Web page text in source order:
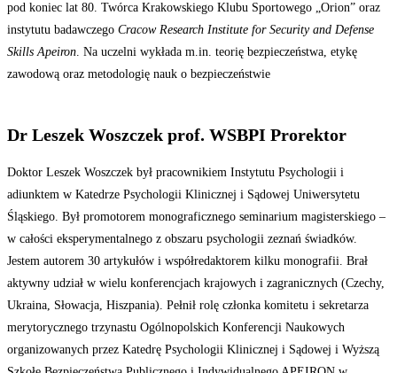
pod koniec lat 80. Twórca Krakowskiego Klubu Sportowego „Orion” oraz
instytutu badawczego Cracow Research Institute for Security and Defense
Skills Apeiron. Na uczelni wykłada m.in. teorię bezpieczeństwa, etykę
zawodową oraz metodologię nauk o bezpieczeństwie
Dr Leszek Woszczek prof. WSBPI Prorektor
Doktor Leszek Woszczek był pracownikiem Instytutu Psychologii i
adiunktem w Katedrze Psychologii Klinicznej i Sądowej Uniwersytetu
Śląskiego. Był promotorem monograficznego seminarium magisterskiego –
w całości eksperymentalnego z obszaru psychologii zeznań świadków.
Jestem autorem 30 artykułów i współredaktorem kilku monografii. Brał
aktywny udział w wielu konferencjach krajowych i zagranicznych (Czechy,
Ukraina, Słowacja, Hiszpania). Pełnił rolę członka komitetu i sekretarza
merytorycznego trzynastu Ogólnopolskich Konferencji Naukowych
organizowanych przez Katedrę Psychologii Klinicznej i Sądowej i Wyższą